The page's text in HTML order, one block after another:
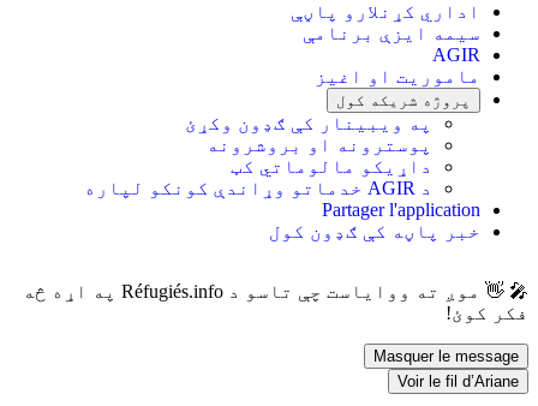
اداري کړنلارو پاڼې
سیمه ایزې برنامې
AGIR
ماموریت او اغیز
پروژه شریکه کول
په ویبینار کې ګډون وکړئ
پوسترونه او بروشرونه
داړیکو مالوماتي کټ
د AGIR خدماتو وړاندې کونکو لپاره
Partager l'application
خبر پاڼه کې ګډون کول
🎤 👋 موږ ته ووایاست چې تاسو د Réfugiés.info په اړه څه
فکر کوئ!
Masquer le message
Voir le fil d’Ariane